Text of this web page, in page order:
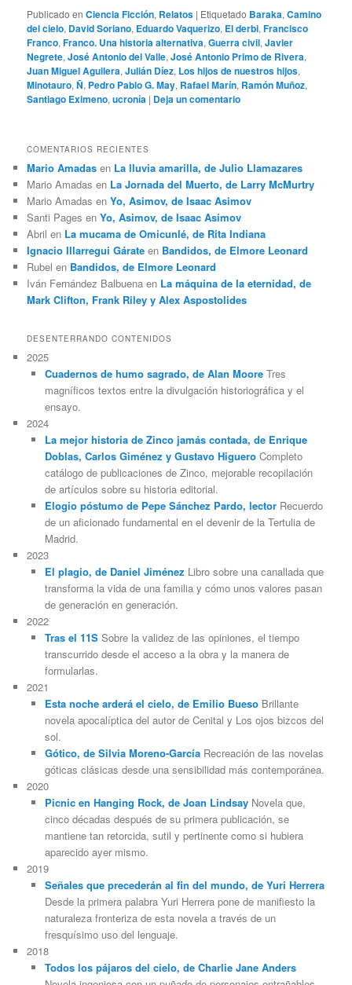
Publicado en Ciencia Ficción, Relatos | Etiquetado Baraka,Camino
del cielo, David Soriano, Eduardo Vaquerizo, El derbi,Francisco
Franco,Franco. Una historia alternativa,Guerra civil,Javier
Negrete,José Antonio del Valle,José Antonio Primo de Rivera,
Juan Miguel Aguilera,Julián Díez, Los hijos de nuestros hijos,
Minotauro,Ñ, Pedro Pablo G. May, Rafael Marín, Ramón Muñoz,
Santiago Eximeno,ucronía | Deja un comentario
COMENTARIOS RECIENTES
Mario Amadas en La lluvia amarilla, de Julio Llamazares
Mario Amadas en La Jornada del Muerto, de Larry McMurtry
Mario Amadas enYo, Asimov, de Isaac Asimov
Santi Pages enYo, Asimov, de Isaac Asimov
Abril en La mucama de Omicunlé, de Rita Indiana
Ignacio Illarregui Gárate en Bandidos, de Elmore Leonard
Rubel en Bandidos, de Elmore Leonard
Iván Fernández Balbuena en La máquina de la eternidad, de
Mark Clifton, Frank Riley y Alex Aspostolides
DESENTERRANDO CONTENIDOS
2025
Cuadernos de humo sagrado, de Alan MooreTres
magníficos textos entre la divulgación historiográfica y el
ensayo.
2024
La mejor historia de Zinco jamás contada, de Enrique
Doblas, Carlos Giménez y Gustavo HigueroCompleto
catálogo de publicaciones de Zinco, mejorable recopilación
de artículos sobre su historia editorial.
Elogio póstumo de Pepe Sánchez Pardo, lectorRecuerdo
de un aficionado fundamental en el devenir de la Tertulia de
Madrid.
2023
El plagio, de Daniel Jiménez Libro sobre una canallada que
transforma la vida de una familia y cómo unos valores pasan
de generación en generación.
2022
Tras el 11SSobre la validez de las opiniones, el tiempo
transcurrido desde el acceso a la obra y la manera de
formularlas.
2021
Esta noche arderá el cielo, de Emilio BuesoBrillante
novela apocalíptica del autor de Cenital y Los ojos bizcos del
sol.
Gótico, de Silvia Moreno-GarcíaRecreación de las novelas
góticas clásicas desde una sensibilidad más contemporánea.
2020
Picnic en Hanging Rock, de Joan LindsayNovela que,
cinco décadas después de su primera publicación, se
mantiene tan retorcida, sutil y pertinente como si hubiera
aparecido ayer mismo.
2019
Señales que precederán al fin del mundo, de Yuri Herrera
Desde la primera palabra Yuri Herrera pone de manifiesto la
naturaleza fronteriza de esta novela a través de un
fresquísimo uso del lenguaje.
2018
Todos los pájaros del cielo, de Charlie Jane Anders